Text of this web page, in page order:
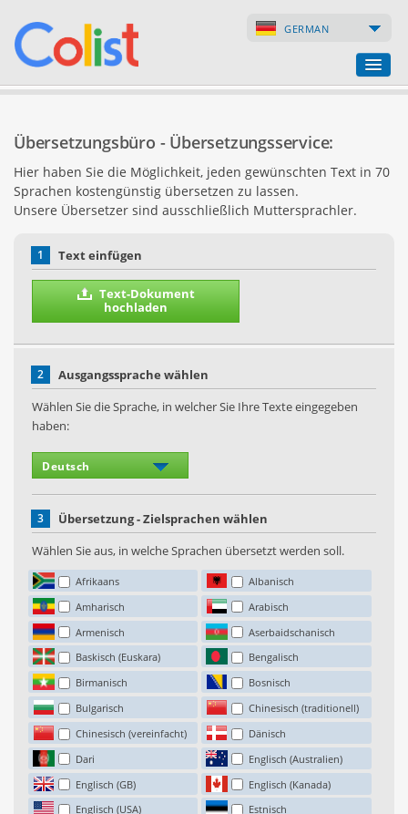
GERMAN
Firmenverzeichnis
Webseiten
Übersetzungsbüro - Übersetzungsservice:
Hier haben Sie die Möglichkeit, jeden gewünschten Text in 70
Sprachen kostengünstig übersetzen zu lassen.
Unsere Übersetzer sind ausschließlich Muttersprachler.
1 Text einfügen
Text-Dokument
hochladen
2
Ausgangssprache wählen
Wählen Sie die Sprache, in welcher Sie Ihre Texte eingegeben
haben:
3
Übersetzung - Zielsprachen wählen
Wählen Sie aus, in welche Sprachen übersetzt werden soll.
Afrikaans
Albanisch
Amharisch
Arabisch
Armenisch
Aserbaidschanisch
Baskisch (Euskara)
Bengalisch
Birmanisch
Bosnisch
Bulgarisch
Chinesisch (traditionell)
Chinesisch (vereinfacht)
Dänisch
Dari
Englisch (Australien)
Englisch (GB)
Englisch (Kanada)
Englisch (USA)
Estnisch